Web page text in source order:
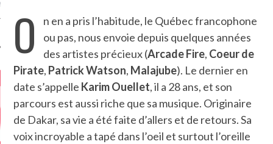
O
n en a pris l’habitude, le Québec francophone
ou pas, nous envoie depuis quelques années
des artistes précieux (Arcade Fire, Coeur de
Pirate, Patrick Watson, Malajube). Le dernier en
date s’appelle Karim Ouellet, il a 28 ans, et son
parcours est aussi riche que sa musique. Originaire
de Dakar, sa vie a été faite d’allers et de retours. Sa
voix incroyable a tapé dans l’oeil et surtout l’oreille